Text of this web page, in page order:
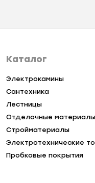
Каталог
Электрокамины
Сантехника
Лестницы
Отделочные материалы
Стройматериалы
Электротехнические
Пробковые покрытия